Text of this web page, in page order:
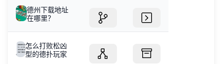
德州下载地址
在哪里？
怎么打败松凶
型的德扑玩家